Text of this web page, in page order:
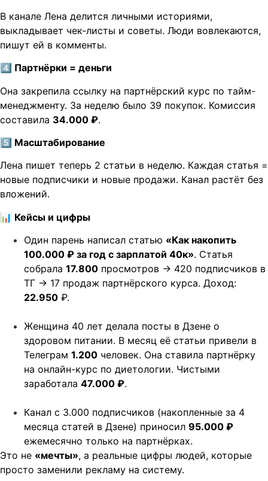
В канале Лена делится личными историями,
выкладывает чек-листы и советы. Люди вовлекаются,
пишут ей в комменты.
4️ Партнёрки = деньги
Она закрепила ссылку на партнёрский курс по тайм-
менеджменту. За неделю было 39 покупок. Комиссия
составила 34.000 ₽.
5️ Масштабирование
Лена пишет теперь 2 статьи в неделю. Каждая статья =
новые подписчики и новые продажи. Канал растёт без
вложений.
📊 Кейсы и цифры
Один парень написал статью «Как накопить
100.000 ₽ за год с зарплатой 40к». Статья
собрала 17.800 просмотров → 420 подписчиков в
ТГ → 17 продаж партнёрского курса. Доход:
22.950 ₽.
Женщина 40 лет делала посты в Дзене о
здоровом питании. В месяц её статьи привели в
Телеграм 1.200 человек. Она ставила партнёрку
на онлайн-курс по диетологии. Чистыми
заработала 47.000 ₽.
Канал с 3.000 подписчиков (накопленные за 4
месяца статей в Дзене) приносил 95.000 ₽
ежемесячно только на партнёрках.
Это не «мечты», а реальные цифры людей, которые
просто заменили рекламу на систему.